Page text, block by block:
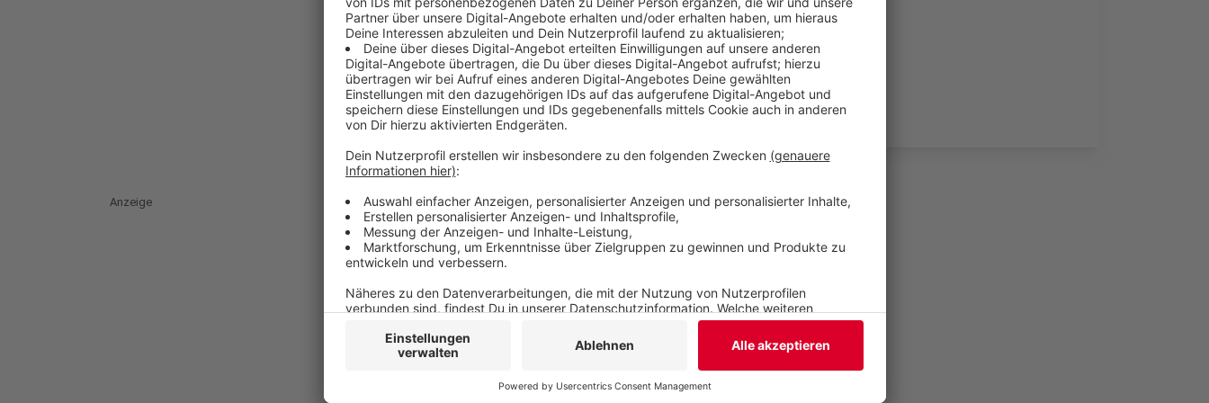
Veröffentlicht:Samstag, 27.01.2024 10:08
Anzeige
Anzeige